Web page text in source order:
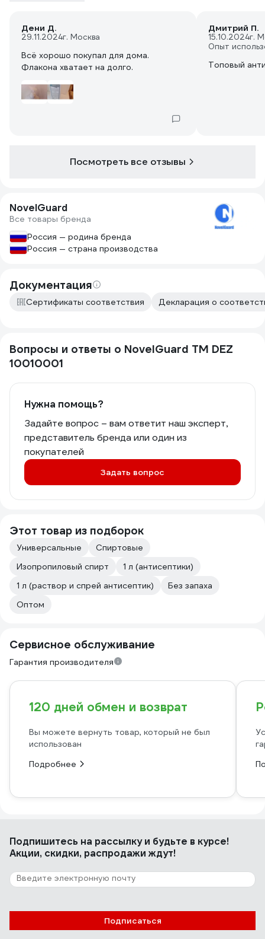
Дени Д.
29.11.2024г. Москва
Всё хорошо покупал для дома.
Флакона хватает на долго.
Дмитрий П.
15.10.2024г.
Опыт
Топовый
Посмотреть все отзывы
NovelGuard
Все товары бренда
Россия — родина бренда
Россия — страна производства
Документация
Сертификаты соответствия Декларация о
Вопросы и ответы о NovelGuard ТМ DEZ
10010001
Нужна помощь?
Задайте вопрос – вам ответит наш эксперт,
представитель бренда или один из
покупателей
Задать вопрос
Этот товар из подборок
Универсальные
Спиртовые
Изопропиловый спирт
1 л (антисептики)
1 л (раствор и спрей антисептик)
Без запаха
Оптом
Сервисное обслуживание
Гарантия производителя
120 дней обмен и возврат
Вы можете вернуть товар, который не был
использован
Подробнее
Подпишитесь на рассылкуи будьте в курсе!
Акции, скидки, распродажи ждут!
Подписаться